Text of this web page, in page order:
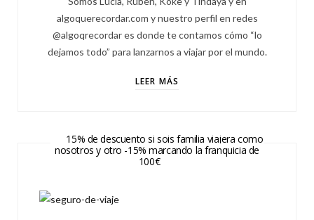
algoquerecordar.com y nuestro perfil en redes
@algoqrecordar es donde te contamos cómo “lo
dejamos todo” para lanzarnos a viajar por el mundo.
LEER MÁS
15% de descuento si sois familia viajera como
nosotros y otro -15% marcando la franquicia de
100€